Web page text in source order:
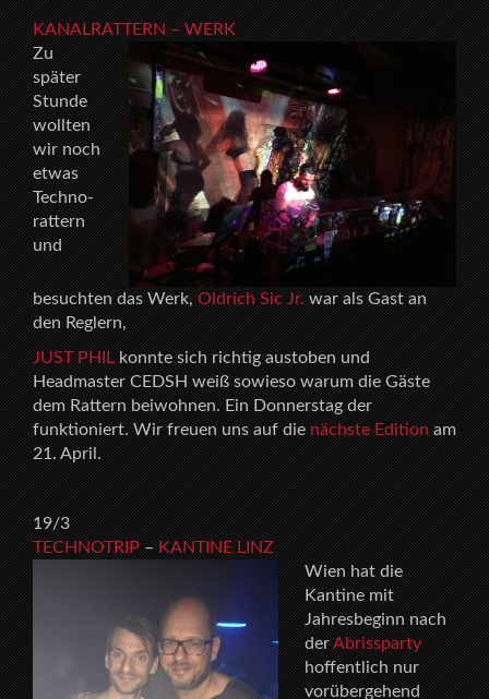
KANALRATTERN– WERK
Zu
später
Stunde
wollten
wir noch
etwas
Techno-
rattern
und
besuchten das Werk,Oldrich Sic Jr.war als Gast an
den Reglern,
JUST PHILkonnte sich richtig austoben und
Headmaster CEDSH weiß sowieso warum die Gäste
dem Rattern beiwohnen. Ein Donnerstag der
funktioniert. Wir freuen uns auf dienächste Editionam
21. April.
19/3
TECHNOTRIP–KANTINE LINZ
Wien hat die
Kantine mit
Jahresbeginn nach
derAbrissparty
hoffentlich nur
vorübergehend